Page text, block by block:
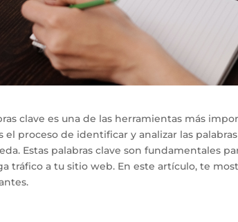
clave es una de las herramientas más
el proceso de identificar y analizar las
Estas palabras clave son fundamentales
tráfico a tu sitio web. En este artículo, te